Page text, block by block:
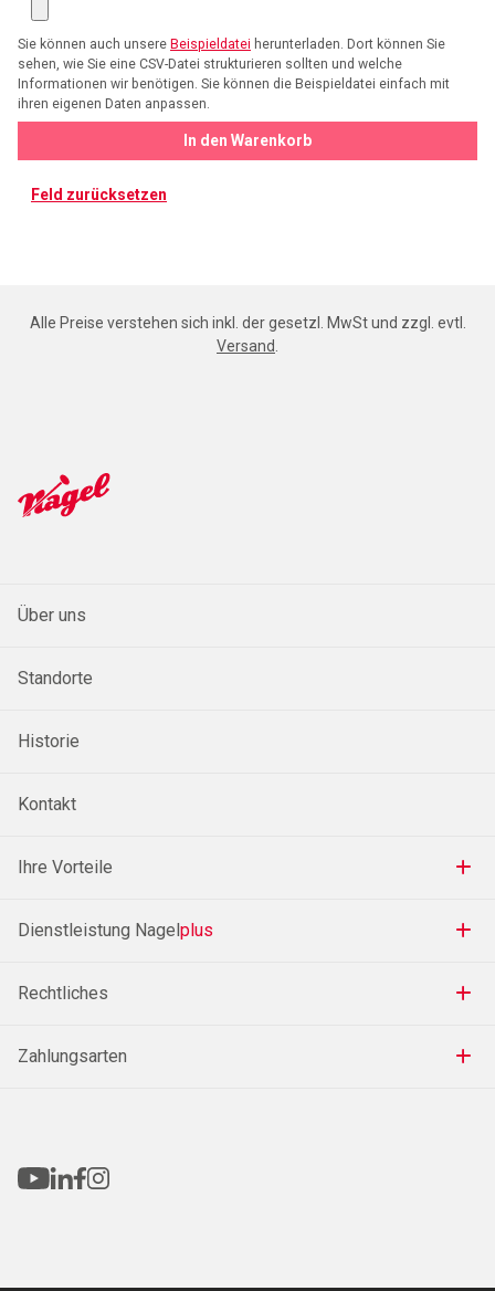
Sie können auch unsere Beispieldatei herunterladen. Dort können Sie
sehen, wie Sie eine CSV-Datei strukturieren sollten und welche
Informationen wir benötigen. Sie können die Beispieldatei einfach mit
ihren eigenen Daten anpassen.
In den Warenkorb
Feld zurücksetzen
Alle Preise verstehen sich inkl. der gesetzl. MwSt und zzgl. evtl.
Versand
Über uns
Standorte
Historie
Kontakt
Ihre Vorteile
Dienstleistung Nagelplus
Rechtliches
Zahlungsarten